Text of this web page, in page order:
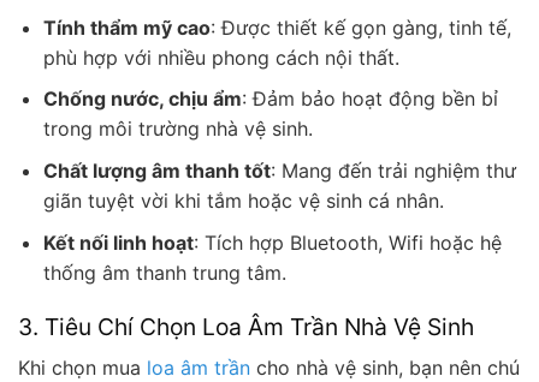
Tính thẩm mỹ cao: Được thiết kế gọn gàng, tinh tế,
phù hợp với nhiều phong cách nội thất.
Chống nước, chịu ẩm: Đảm bảo hoạt động bền bỉ
trong môi trường nhà vệ sinh.
Chất lượng âm thanh tốt: Mang đến trải nghiệm thư
giãn tuyệt vời khi tắm hoặc vệ sinh cá nhân.
Kết nối linh hoạt: Tích hợp Bluetooth, Wifi hoặc hệ
thống âm thanh trung tâm.
3. Tiêu Chí Chọn Loa Âm Trần Nhà Vệ Sinh
Khi chọn mua loa âm trần cho nhà vệ sinh, bạn nên chú